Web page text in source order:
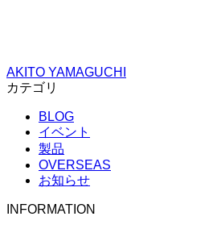
AKITO YAMAGUCHI
カテゴリ
BLOG
イベント
製品
OVERSEAS
お知らせ
INFORMATION